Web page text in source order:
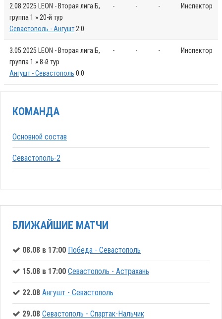
2.08.2025 LEON - Вторая лига Б,
группа 1 » 20-й тур
Севастополь - Ангушт2:0
- - - Инспектор
3.05.2025 LEON - Вторая лига Б,
группа 1 » 8-й тур
Ангушт - Севастополь 0:0
- - - Инспектор
КОМАНДА
Основной состав
Севастополь-2
БЛИЖАЙШИЕ МАТЧИ
08.08 в 17:00 Победа - Севастополь
15.08 в 17:00 Севастополь - Астрахань
22.08 Ангушт - Севастополь
29.08 Севастополь - Спартак-Нальчик